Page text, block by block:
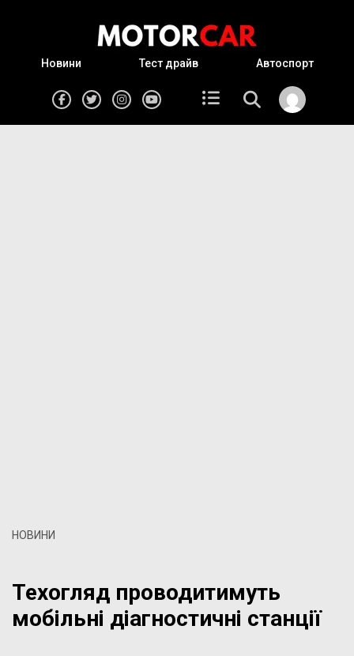
Новини Тест драйв Автоспорт
НОВИНИ
Техогляд проводитимуть
мобільні діагностичні станції